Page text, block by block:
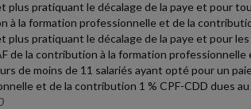
plus pratiquant le décalage de la paye et pour
à la formation professionnelle et de la
plus pratiquant le décalage de la paye et pour
de la contribution à la formation
de moins de 11 salariés ayant opté pour un
et de la contribution 1 % CPF-CDD dues